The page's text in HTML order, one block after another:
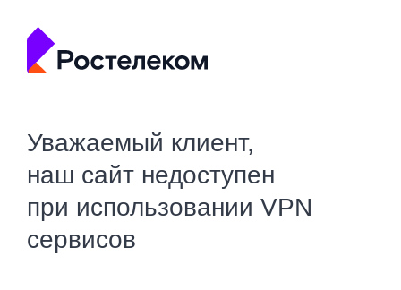
Уважаемый клиент,
наш сайт недоступен
при использовании VPN
сервисов